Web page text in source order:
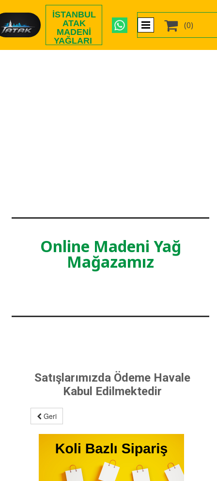
İSTANBUL
ATAK
MADENI
YAĞLARI
 (0)
Online Madeni Yağ
Mağazamız
Satışlarımızda Ödeme Havale
Kabul Edilmektedir
Geri